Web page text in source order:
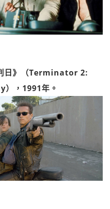
日》（Terminator 2:
，1991年。